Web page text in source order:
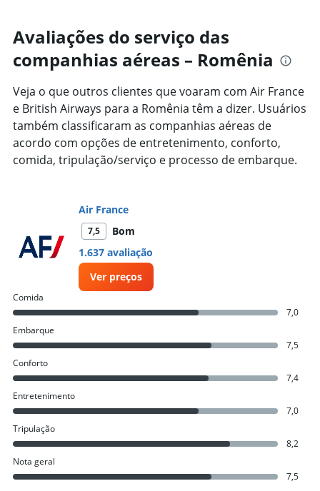
categories.
The
chart
has
Y
axis
displaying
%
de
popularidade.
Avaliações do serviço das
companhias aéreas – Romênia
Veja o que outros clientes que voaram com Air France
e British Airways para a Romênia têm a dizer. Usuários
também classificaram as companhias aéreas de
acordo com opções de entretenimento, conforto,
comida, tripulação/serviço e processo de embarque.
Air France
7,5
Bom
1.637 avaliação
Ver preços
Comida
7,0
Embarque
7,5
Conforto
7,4
Entretenimento
7,0
Tripulação
8,2
Nota geral
7,5